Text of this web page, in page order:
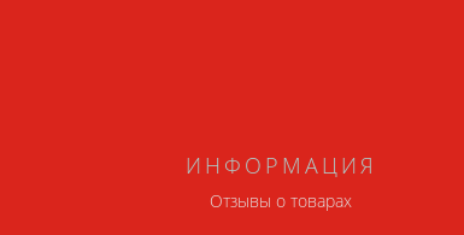
ИНФОРМАЦИЯ
Отзывы о товарах